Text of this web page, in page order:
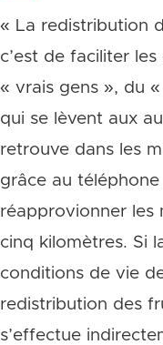
« La redistribution
c’est de faciliter
« vrais gens », du
qui se lèvent aux
retrouve dans les
grâce au
réapprovionner les
cinq kilomètres. Si
conditions de vie
redistribution des
s’effectue